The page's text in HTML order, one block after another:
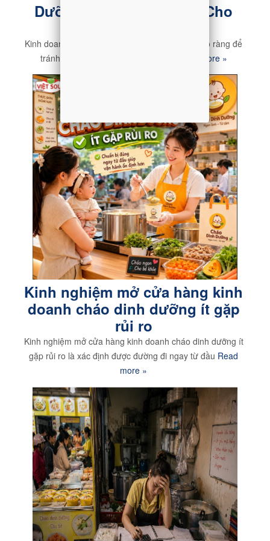
Dưỡng Chi Tiết Từ A - Z Cho
Kinh doanh cháo dinh dưỡng cần có kế hoạch rõ ràng để
tránh đầu tư lãng phí, lâu hoàn vốn
Read more »
Kinh nghiệm mở cửa hàng kinh
doanh cháo dinh dưỡng ít gặp
rủi ro
Kinh nghiệm mở cửa hàng kinh doanh cháo dinh dưỡng ít
gặp rủi ro là xác định được đường đi ngay từ đầu Read
more »